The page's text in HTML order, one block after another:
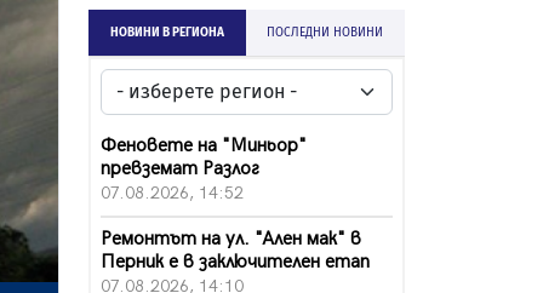
НОВИНИ В РЕГИОНА ПОСЛЕДНИ НОВИНИ
Феновете на "Миньор"
превземат Разлог
07.08.2026, 14:52
Ремонтът на ул. "Ален мак" в
Перник е в заключителен етап
07.08.2026, 14:10